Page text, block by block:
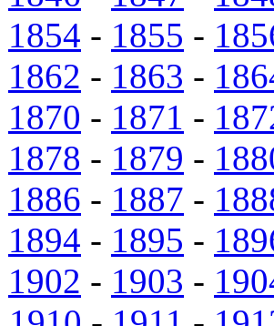
1854 - 1855 -
1862 - 1863 -
1870 - 1871 -
1878 - 1879 -
1886 - 1887 -
1894 - 1895 -
1902 - 1903 -